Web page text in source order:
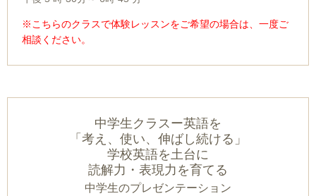
※こちらのクラスで体験レッスンをご希望の場合は、一度ご
相談ください。
中学生クラスー英語を
「考え、使い、伸ばし続ける」
学校英語を土台に
読解力・表現力を育てる
中学生のプレゼンテーション